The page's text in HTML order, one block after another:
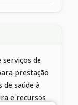
serviços de
prestação
saúde à
e recursos